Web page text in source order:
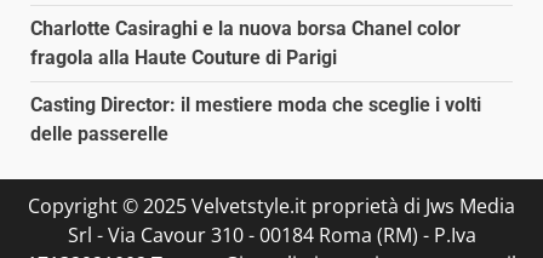
Charlotte Casiraghi e la nuova borsa Chanel color
fragola alla Haute Couture di Parigi
Casting Director: il mestiere moda che sceglie i volti
delle passerelle
Copyright © 2025 Velvetstyle.it proprietà di Jws Media
Srl - Via Cavour 310 - 00184 Roma (RM) - P.Iva